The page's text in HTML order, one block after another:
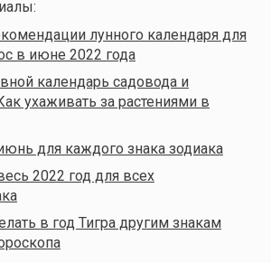
лунного календаря для
в июне 2022 года
календарь садовода и
ухаживать за растениями в
для каждого знака зодиака
2022 год для всех
в год Тигра другим знакам